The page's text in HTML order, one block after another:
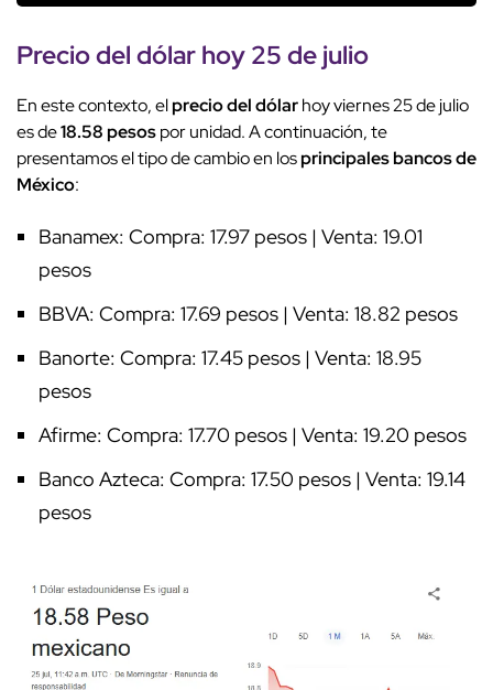
Precio del dólar hoy 25 de julio
En este contexto, elprecio del dólarhoy viernes 25 de julio
es de18.58 pesospor unidad. A continuación, te
presentamos el tipo de cambio en losprincipales bancos de
México:
Banamex: Compra: 17.97 pesos | Venta: 19.01
pesos
BBVA: Compra: 17.69 pesos | Venta: 18.82 pesos
Banorte: Compra: 17.45 pesos | Venta: 18.95
pesos
Afirme: Compra: 17.70 pesos | Venta: 19.20 pesos
Banco Azteca: Compra: 17.50 pesos | Venta: 19.14
pesos